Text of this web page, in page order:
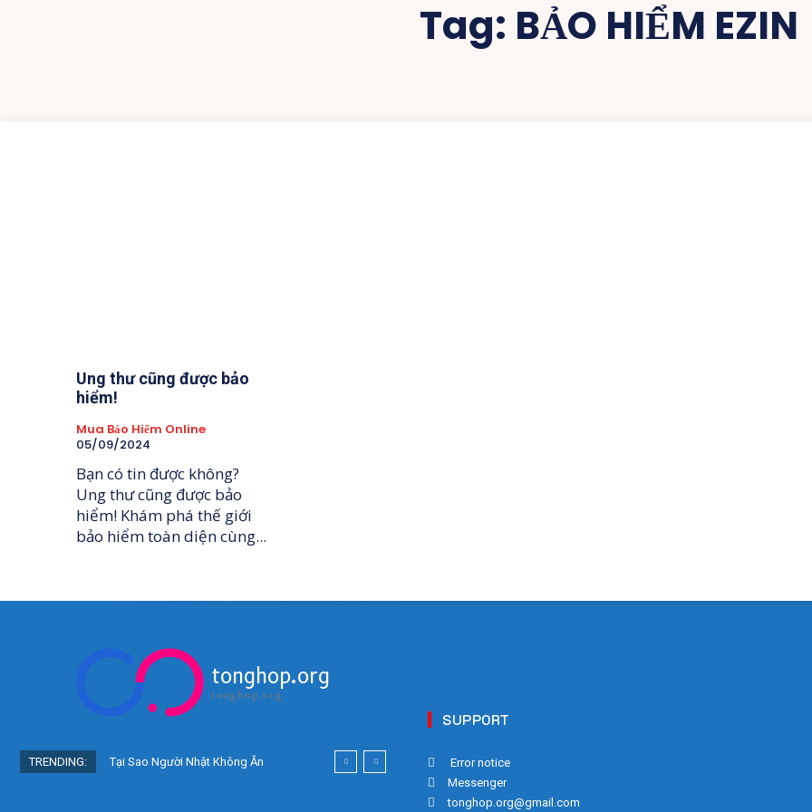
Tag: BẢO HIỂM EZIN
Ung thư cũng được bảo
hiểm!
Mua Bảo Hiểm Online
05/09/2024
Bạn có tin được không?
Ung thư cũng được bảo
hiểm! Khám phá thế giới
bảo hiểm toàn diện cùng...
tonghop.org
tonghop.org
TRENDING:
Tại Sao Người Nhật Không Ăn
SUPPORT
Error notice
Messenger
tonghop.org@gmail.com